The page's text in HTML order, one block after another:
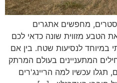
מחפשים אתגרים
הטבע מזווית שונה כדאי לכם
במיוחד לנסיעות שטח. בין אם
המתעניינים בעולם המרתק
תגלו עכשיו למה הריינג'רים